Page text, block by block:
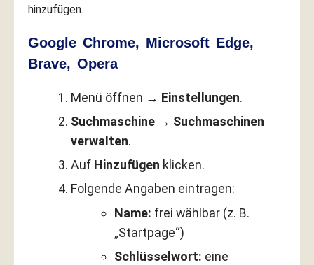
hinzufügen.
Google Chrome, Microsoft Edge,
Brave, Opera
Menü öffnen → Einstellungen.
Suchmaschine → Suchmaschinen
verwalten.
Auf Hinzufügen klicken.
Folgende Angaben eintragen:
Name: frei wählbar (z. B.
„Startpage“)
Schlüsselwort: eine